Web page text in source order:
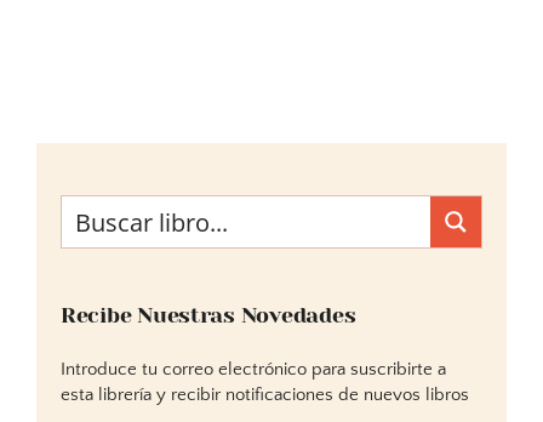
Recibe Nuestras Novedades
Introduce tu correo electrónico para suscribirte a
esta librería y recibir notificaciones de nuevos libros